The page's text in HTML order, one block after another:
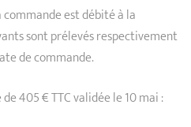
est débité à la
sont prélevés respectivement
de commande.
405 € TTC validée le 10 mai :